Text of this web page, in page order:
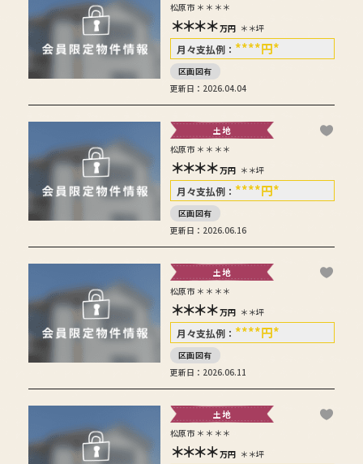
松原市＊＊＊＊
＊＊＊＊ 万円 ＊＊坪
月々支払例： ****円*
区画図有
更新日：2026.04.04
土地
松原市＊＊＊＊
＊＊＊＊ 万円 ＊＊坪
月々支払例： ****円*
区画図有
更新日：2026.06.16
土地
松原市＊＊＊＊
＊＊＊＊ 万円 ＊＊坪
月々支払例： ****円*
区画図有
更新日：2026.06.11
土地
松原市＊＊＊＊
＊＊＊＊ 万円 ＊＊坪